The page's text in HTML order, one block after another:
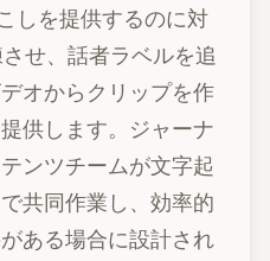
しを提供するのに対
せ、話者ラベルを追
オからクリップを作
供します。ジャーナ
ンツチームが文字起
共同作業し、効率的
ある場合に設計され